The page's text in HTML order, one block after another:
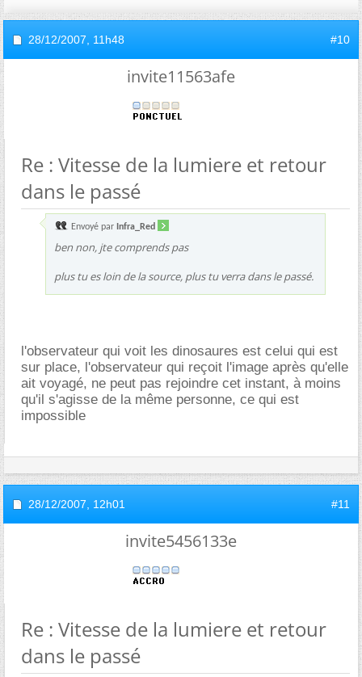
28/12/2007, 11h48 #10
invite11563afe
Re : Vitesse de la lumiere et retour
dans le passé
Envoyé par Infra_Red
ben non, jte comprends pas
plus tu es loin de la source, plus tu verra dans le passé.
l'observateur qui voit les dinosaures est celui qui est
sur place, l'observateur qui reçoit l'image après qu'elle
ait voyagé, ne peut pas rejoindre cet instant, à moins
qu'il s'agisse de la même personne, ce qui est
impossible
28/12/2007, 12h01 #11
invite5456133e
Re : Vitesse de la lumiere et retour
dans le passé